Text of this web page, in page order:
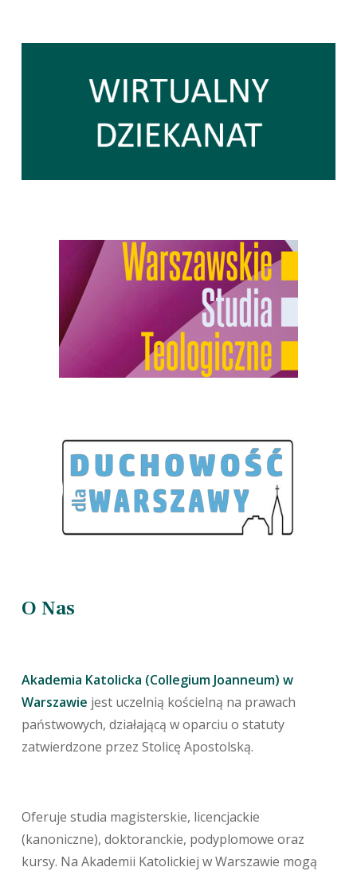
O Nas
Akademia Katolicka (Collegium Joanneum) w
Warszawie jest uczelnią kościelną na prawach
państwowych, działającą w oparciu o statuty
zatwierdzone przez Stolicę Apostolską.
Oferuje studia magisterskie, licencjackie
(kanoniczne), doktoranckie, podyplomowe oraz
kursy. Na Akademii Katolickiej w Warszawie mogą